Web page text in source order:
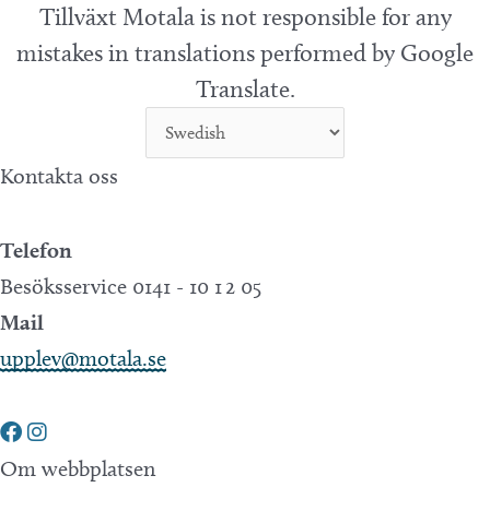
Tillväxt Motala is not responsible for any
mistakes in translations performed by Google
Translate.
Kontakta oss
Telefon
Besöksservice 0141 - 10 1 2 05
Mail
upplev@motala.se
Om webbplatsen